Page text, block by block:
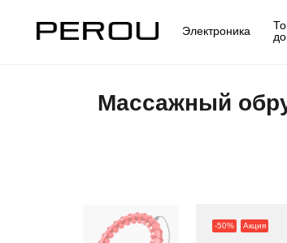
Электроника
Массажный
-50% Акция